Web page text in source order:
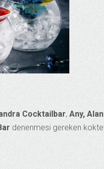
Cocktailbar, Any,
denenmesi gereken